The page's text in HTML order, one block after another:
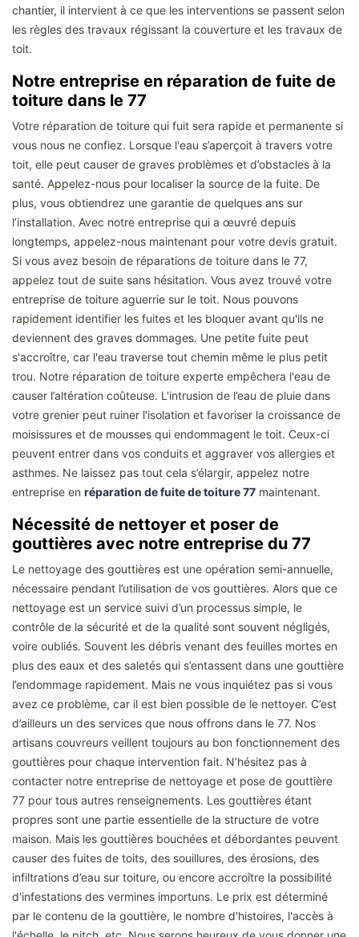
chantier, il intervient à ce que les interventions se passent selon
les règles des travaux régissant la couverture et les travaux de
toit.
Notre entreprise en réparation de fuite de
toiture dans le 77
Votre réparation de toiture qui fuit sera rapide et permanente si
vous nous ne confiez. Lorsque l'eau s’aperçoit à travers votre
toit, elle peut causer de graves problèmes et d’obstacles à la
santé. Appelez-nous pour localiser la source de la fuite. De
plus, vous obtiendrez une garantie de quelques ans sur
l’installation. Avec notre entreprise qui a œuvré depuis
longtemps, appelez-nous maintenant pour votre devis gratuit.
Si vous avez besoin de réparations de toiture dans le 77,
appelez tout de suite sans hésitation. Vous avez trouvé votre
entreprise de toiture aguerrie sur le toit. Nous pouvons
rapidement identifier les fuites et les bloquer avant qu'ils ne
deviennent des graves dommages. Une petite fuite peut
s'accroître, car l'eau traverse tout chemin même le plus petit
trou. Notre réparation de toiture experte empêchera l'eau de
causer l’altération coûteuse. L'intrusion de l’eau de pluie dans
votre grenier peut ruiner l'isolation et favoriser la croissance de
moisissures et de mousses qui endommagent le toit. Ceux-ci
peuvent entrer dans vos conduits et aggraver vos allergies et
asthmes. Ne laissez pas tout cela s’élargir, appelez notre
entreprise en réparation de fuite de toiture 77 maintenant.
Nécessité de nettoyer et poser de
gouttières avec notre entreprise du 77
Le nettoyage des gouttières est une opération semi-annuelle,
nécessaire pendant l’utilisation de vos gouttières. Alors que ce
nettoyage est un service suivi d’un processus simple, le
contrôle de la sécurité et de la qualité sont souvent négligés,
voire oubliés. Souvent les débris venant des feuilles mortes en
plus des eaux et des saletés qui s’entassent dans une gouttière
l’endommage rapidement. Mais ne vous inquiétez pas si vous
avez ce problème, car il est bien possible de le nettoyer. C’est
d’ailleurs un des services que nous offrons dans le 77. Nos
artisans couvreurs veillent toujours au bon fonctionnement des
gouttières pour chaque intervention fait. N’hésitez pas à
contacter notre entreprise de nettoyage et pose de gouttière
77 pour tous autres renseignements. Les gouttières étant
propres sont une partie essentielle de la structure de votre
maison. Mais les gouttières bouchées et débordantes peuvent
causer des fuites de toits, des souillures, des érosions, des
infiltrations d’eau sur toiture, ou encore accroître la possibilité
d'infestations des vermines importuns. Le prix est déterminé
par le contenu de la gouttière, le nombre d'histoires, l'accès à